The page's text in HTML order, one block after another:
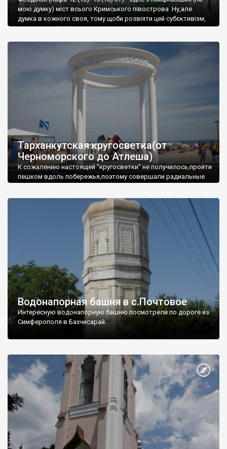
мою думку) міст всього Кримського півострова .Ну,але
думка в кожного своя, тому щоби розвіяти цей субєктивізм,
запрошую відвідати це
Тарханкутская кругосветка(от
Черноморского до Атлеша)
К сожалению настоящей "кругосветки" не получилось,пройти
пешком вдоль побережья,поэтому совершали радиальные
Водонапорная башня в с.Почтовое
Интересную водонапорную башню посмотрели по дороге из
Симферополя в Бахчисарай.